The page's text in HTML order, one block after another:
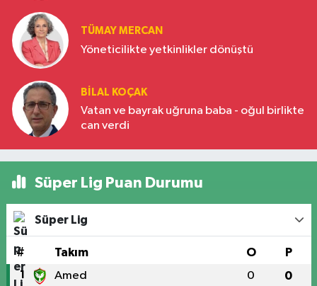
TÜMAY MERCAN
Yöneticilikte yetkinlikler dönüştü
BILAL KOÇAK
Vatan ve bayrak uğruna baba - oğul birlikte
can verdi
Süper Lig Puan Durumu
Süper Lig
# Takım O P
1 Amed 0 0